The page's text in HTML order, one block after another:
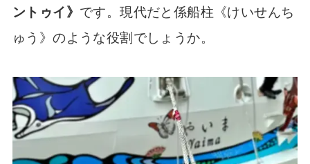
ントゥイ》 です。現代だと係船柱《けいせんち
ゅう》のような役割でしょうか。